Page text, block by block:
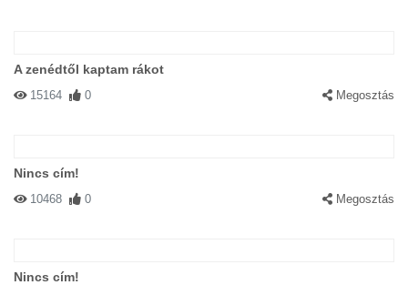
A zenédtől kaptam rákot
15164 0 Megosztás
Nincs cím!
10468 0 Megosztás
Nincs cím!